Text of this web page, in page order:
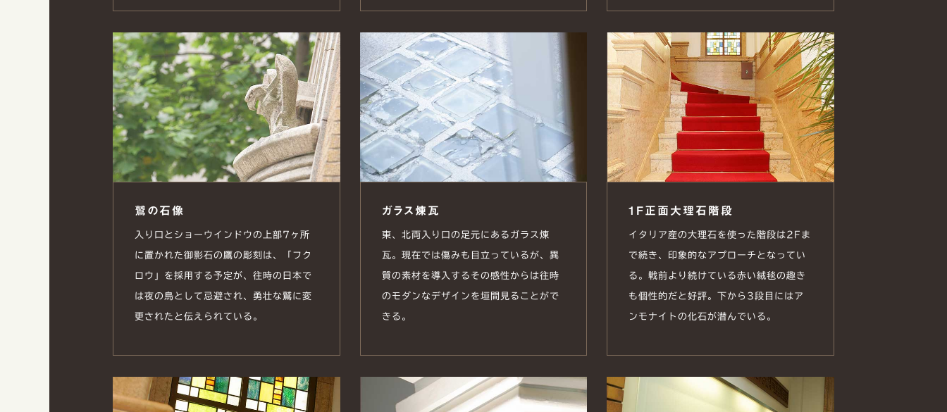
鷲の石像
入り口とショーウインドウの上部7ヶ所
に置かれた御影石の鷹の彫刻は、「フク
ロウ」を採用する予定が、往時の日本で
は夜の鳥として忌避され、勇壮な鷲に変
更されたと伝えられている。
ガラス煉瓦
東、北両入り口の足元にあるガラス煉
瓦。現在では傷みも目立っているが、異
質の素材を導入するその感性からは往時
のモダンなデザインを垣間見ることがで
きる。
1F正面大理石階段
イタリア産の大理石を使った階段は2Fま
で続き、印象的なアプローチとなってい
る。戦前より続けている赤い絨毯の趣き
も個性的だと好評。下から3段目にはア
ンモナイトの化石が潜んでいる。